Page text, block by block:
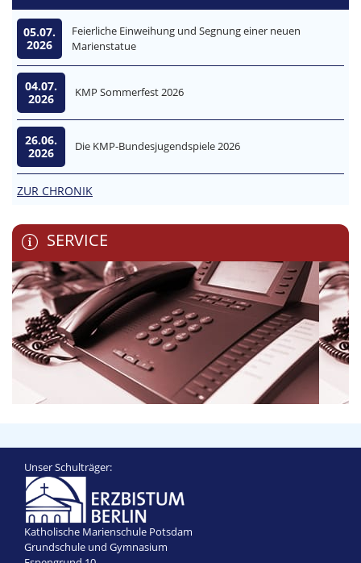
05.07.
2026
Feierliche Einweihung und Segnung einer neuen
Marienstatue
04.07.
2026
KMP Sommerfest 2026
26.06.
2026
Die KMP-Bundesjugendspiele 2026
ZUR CHRONIK
SERVICE
Unser Schulträger:
Katholische Marienschule Potsdam
Grundschule und Gymnasium